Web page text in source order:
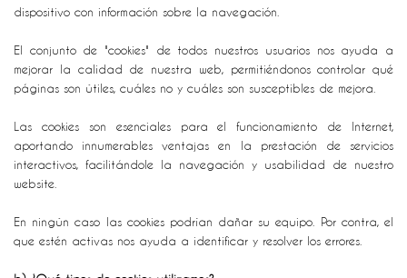
dispositivo con información sobre la navegación.
El conjunto de "cookies" de todos nuestros usuarios nos ayuda a
mejorar la calidad de nuestra web, permitiéndonos controlar qué
páginas son útiles, cuáles no y cuáles son susceptibles de mejora.
Las cookies son esenciales para el funcionamiento de Internet,
aportando innumerables ventajas en la prestación de servicios
interactivos, facilitándole la navegación y usabilidad de nuestro
website.
En ningún caso las cookies podrían dañar su equipo. Por contra, el
que estén activas nos ayuda a identificar y resolver los errores.